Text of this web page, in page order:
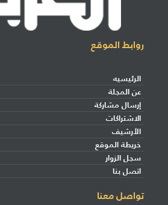
روابط الموقع
الرئيسيه
عن المجلة
إرسال مشاركة
الاشتراكات
الأرشيف
خريطة الموقع
سجل الزوار
اتصل بنا
تواصل معنا